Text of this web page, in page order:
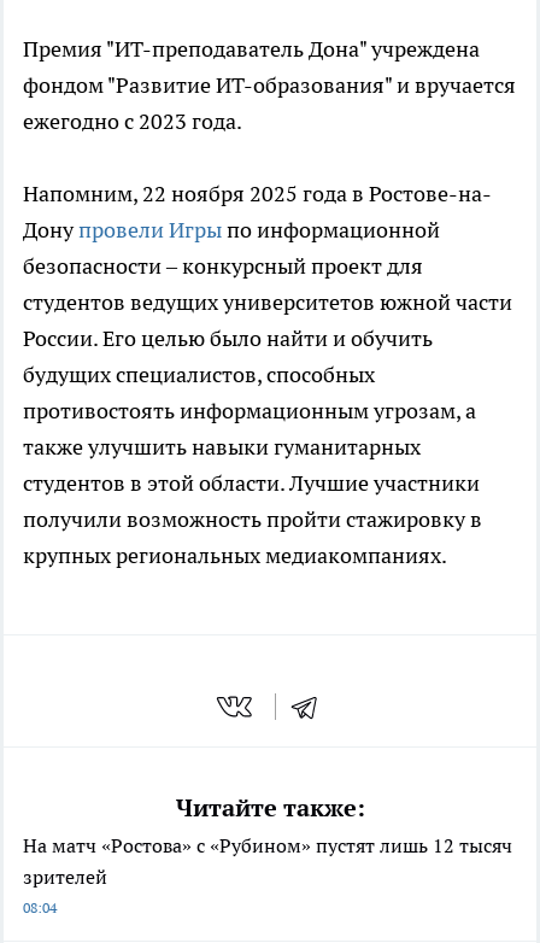
Премия "ИТ-преподаватель Дона" учреждена
фондом "Развитие ИТ-образования" и вручается
ежегодно с 2023 года.
Напомним, 22 ноября 2025 года в Ростове-на-
Донупровели Игрыпо информационной
безопасности – конкурсный проект для
студентов ведущих университетов южной части
России. Его целью было найти и обучить
будущих специалистов, способных
противостоять информационным угрозам, а
также улучшить навыки гуманитарных
студентов в этой области. Лучшие участники
получили возможность пройти стажировку в
крупных региональных медиакомпаниях.
Читайте также:
На матч «Ростова» с «Рубином» пустят лишь 12 тысяч
зрителей
08:04